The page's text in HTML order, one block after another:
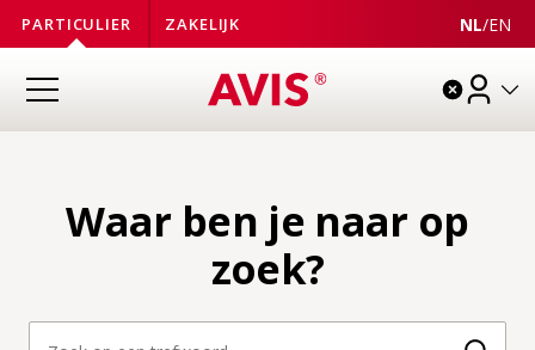
PARTICULIER ZAKELIJK NL/EN
Waar ben je naar op
zoek?